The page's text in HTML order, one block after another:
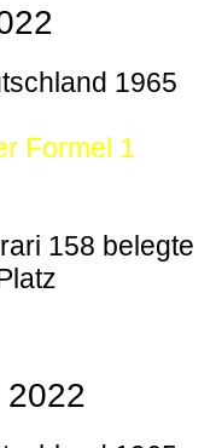
1965
Formel 1
158 belegte
2022